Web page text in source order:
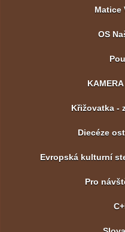
Matice
OS
Křižovatka -
Diecéze
Evropská kulturní
Pro